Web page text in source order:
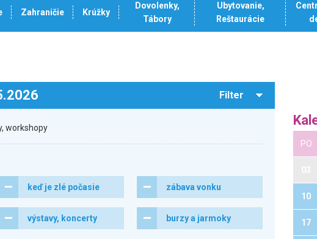
Zahraničie Krúžky
Dovolenky,
Tábory
Ubytovanie,
Reštaurácie
Filter
workshopy
keď je zlé počasie zábava vonku
výstavy, koncerty burzy a jarmoky
PO
10
17